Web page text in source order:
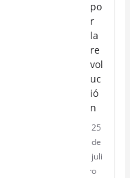
po
r
la
re
vol
uc
ió
n
25
de
juli
o